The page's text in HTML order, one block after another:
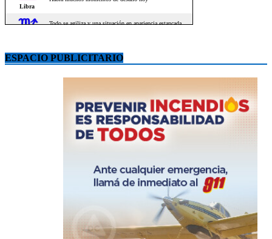
ESPACIO PUBLICITARIO